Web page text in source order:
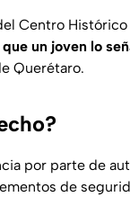
Centro
un joven lo
Querétaro.
por parte de
de